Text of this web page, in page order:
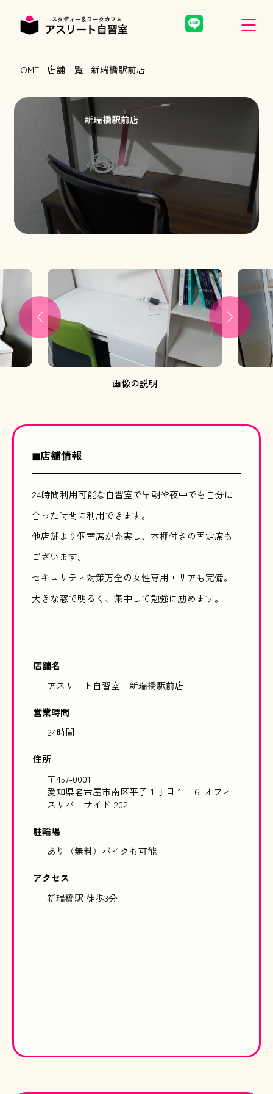
HOME 店舗一覧 新瑞橋駅前店
新瑞橋駅前店
画像の説明
◼︎店舗情報
24時間利用可能な自習室で早朝や夜中でも自分に
合った時間に利用できます。
他店舗より個室席が充実し、本棚付きの固定席も
ございます。
セキュリティ対策万全の女性専用エリアも完備。
大きな窓で明るく、集中して勉強に励めます。
店舗名
アスリート自習室 新瑞橋駅前店
営業時間
24時間
住所
〒457-0001
愛知県名古屋市南区平子１丁目１−６ オフィ
スリバーサイド 202
駐輪場
あり（無料）バイクも可能
アクセス
新瑞橋駅 徒歩3分